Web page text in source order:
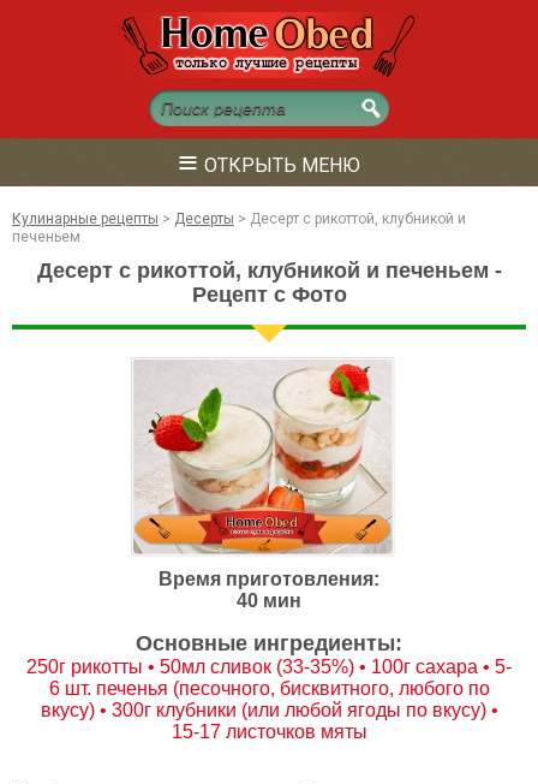
≡ ОТКРЫТЬ МЕНЮ
Кулинарные рецепты > Десерты > Десерт с рикоттой, клубникой и
печеньем
Десерт с рикоттой, клубникой и печеньем -
Рецепт с Фото
Время приготовления:
40 мин
Основные ингредиенты:
250г рикотты • 50мл сливок (33-35%) • 100г сахара • 5-
6 шт. печенья (песочного, бисквитного, любого по
вкусу) • 300г клубники (или любой ягоды по вкусу) •
15-17 листочков мяты